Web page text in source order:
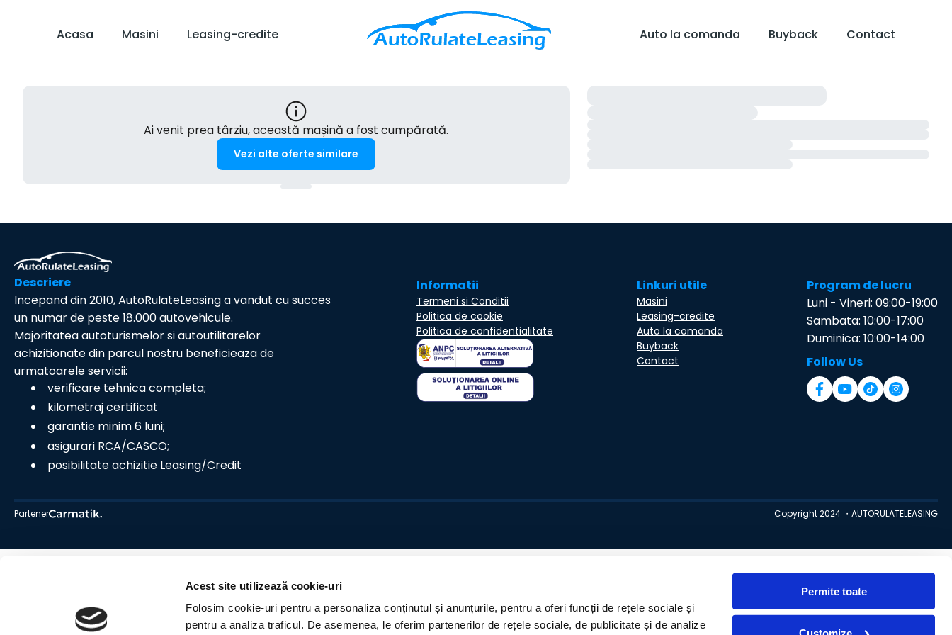
Acest site utilizează cookie-uri
Folosim cookie-uri pentru a personaliza conținutul și anunțurile, pentru a oferi funcții de rețele sociale și
pentru a analiza traficul. De asemenea, le oferim partenerilor de rețele sociale, de publicitate și de analize
Permite toate
Acasa Masini Leasing-credite Auto la comanda Buyback Contact
Ai venit prea târziu, această mașină a fost cumpărată.
Vezi alte oferte similare
Descriere
Incepand din 2010, AutoRulateLeasing a vandut cu succes
un numar de peste 18.000 autovehicule.
Majoritatea autoturismelor si autoutilitarelor
achizitionate din parcul nostru beneficieaza de
urmatoarele servicii:
verificare tehnica completa;
kilometraj certificat
garantie minim 6 luni;
asigurari RCA/CASCO;
posibilitate achizitie Leasing/Credit
Informatii
Termeni si Conditii
Politica de cookie
Politica de confidentialitate
Linkuri utile
Masini
Leasing-credite
Auto la comanda
Buyback
Contact
Program de lucru
Luni - Vineri: 09:00-19:00
Sambata: 10:00-17:00
Duminica: 10:00-14:00
Follow Us
Partener Copyright 2024 ・AUTORULATELEASING